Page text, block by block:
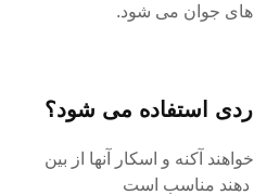
های جوان می شود.
استفاده می شود؟
آکنه و اسکار آنها از بین
دهند مناسب است